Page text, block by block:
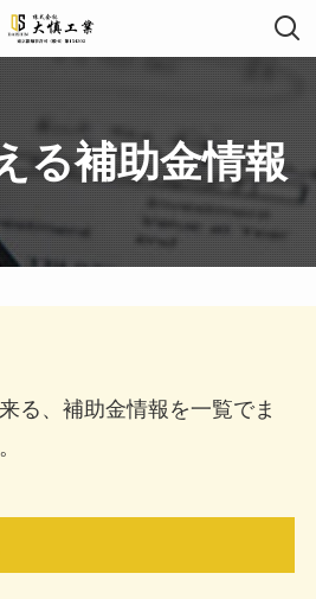
る補助金情報
る、補助金情報を一覧でま